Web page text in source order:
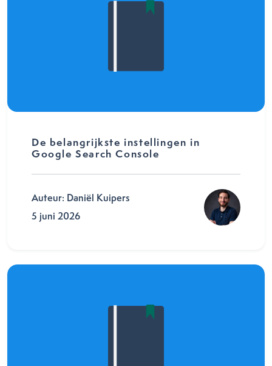
De belangrijkste instellingen in
Google Search Console
Auteur: Daniël Kuipers
5 juni 2026